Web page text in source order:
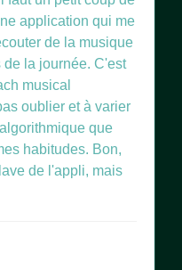
application qui me
de la musique
la journée. C'est
musical
oublier et à varier
que
habitudes. Bon,
de l'appli, mais